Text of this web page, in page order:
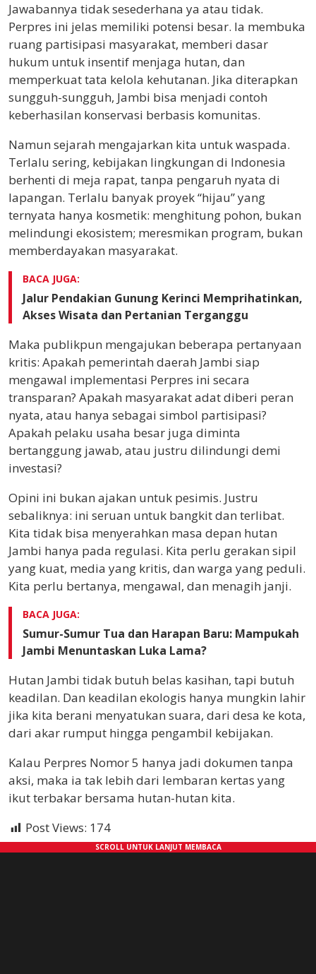
Jawabannya tidak sesederhana ya atau tidak.
Perpres ini jelas memiliki potensi besar. Ia membuka
ruang partisipasi masyarakat, memberi dasar
hukum untuk insentif menjaga hutan, dan
memperkuat tata kelola kehutanan. Jika diterapkan
sungguh-sungguh, Jambi bisa menjadi contoh
keberhasilan konservasi berbasis komunitas.
Namun sejarah mengajarkan kita untuk waspada.
Terlalu sering, kebijakan lingkungan di Indonesia
berhenti di meja rapat, tanpa pengaruh nyata di
lapangan. Terlalu banyak proyek “hijau” yang
ternyata hanya kosmetik: menghitung pohon, bukan
melindungi ekosistem; meresmikan program, bukan
memberdayakan masyarakat.
BACA JUGA:
Jalur Pendakian Gunung Kerinci Memprihatinkan,
Akses Wisata dan Pertanian Terganggu
Maka publikpun mengajukan beberapa pertanyaan
kritis: Apakah pemerintah daerah Jambi siap
mengawal implementasi Perpres ini secara
transparan? Apakah masyarakat adat diberi peran
nyata, atau hanya sebagai simbol partisipasi?
Apakah pelaku usaha besar juga diminta
bertanggung jawab, atau justru dilindungi demi
investasi?
Opini ini bukan ajakan untuk pesimis. Justru
sebaliknya: ini seruan untuk bangkit dan terlibat.
Kita tidak bisa menyerahkan masa depan hutan
Jambi hanya pada regulasi. Kita perlu gerakan sipil
yang kuat, media yang kritis, dan warga yang peduli.
Kita perlu bertanya, mengawal, dan menagih janji.
BACA JUGA:
Sumur-Sumur Tua dan Harapan Baru: Mampukah
Jambi Menuntaskan Luka Lama?
Hutan Jambi tidak butuh belas kasihan, tapi butuh
keadilan. Dan keadilan ekologis hanya mungkin lahir
jika kita berani menyatukan suara, dari desa ke kota,
dari akar rumput hingga pengambil kebijakan.
Kalau Perpres Nomor 5 hanya jadi dokumen tanpa
aksi, maka ia tak lebih dari lembaran kertas yang
ikut terbakar bersama hutan-hutan kita.
Post Views: 174